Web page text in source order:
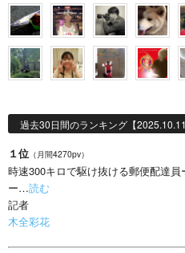
過去30日間のランキング【
１位 （月間4270pv）
時速300キロで駆け抜ける郵便配達
ー…読む
記者
木全彩花